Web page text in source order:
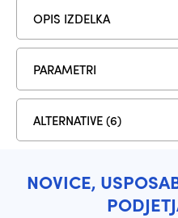
OPIS IZDELKA
PARAMETRI
ALTERNATIVE (6)
NOVICE,